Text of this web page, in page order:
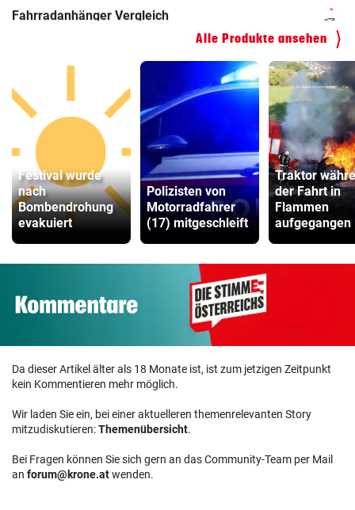
ZUM VERGLEICH
Alle Produkte ansehen
Festival wurde
nach
Bombendrohung
evakuiert
Polizisten von
Motorradfahrer
(17) mitgeschleift
Traktor
der Fahrt in
Flammen
aufgegangen
Da dieser Artikel älter als 18 Monate ist, ist zum jetzigen Zeitpunkt
kein Kommentieren mehr möglich.
Wir laden Sie ein, bei einer aktuelleren themenrelevanten Story
mitzudiskutieren:Themenübersicht.
Bei Fragen können Sie sich gern an das Community-Team per Mail
an forum@krone.atwenden.